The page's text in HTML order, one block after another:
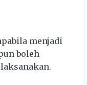
menjadi
boleh